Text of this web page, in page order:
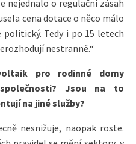
nejednalo o regulační zásah
cena dotace o něco málo
Tedy i po 15 letech
nestranně.“
pro rodinné domy
Jsou na to
na jiné služby?
nesnižuje, naopak roste.